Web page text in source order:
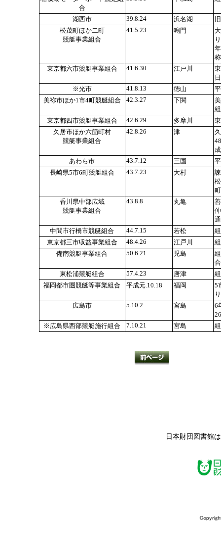
合
湖西市 39.8.24 浜名湖
松茂町ほか二町
競艇事業組合
41.5.23 鳴門
東京都六市競艇事業組合
41.6.30 江戸川
※光市
41.8.13 徳山
美祢市ほか1市4町競艇組合
42.3.27 下関
東京都四市競艇事業組合
42.6.29 多摩川
久居市ほか六箇町村
競艇事業組合
42.8.26 津
あわら市
43.7.12 三国
長崎県5市6町競艇組合
43.7.23 大村
香川県中部広域
競艇事業組合
43.8.8 丸亀
中間市行橋市競艇組合
44.7.15 若松
東京都三市収益事業組合
48.4.26 江戸川
備南競艇事業組合
50.6.21 児島
東松浦競艇組合
57.4.23 唐津
福岡都市圏競艇等事業組合
平成元.10.18 福岡
5
広島市
5.10.2 宮島
6
※広島県西部競艇施行組合
7.10.21 宮島
日本財団図書館